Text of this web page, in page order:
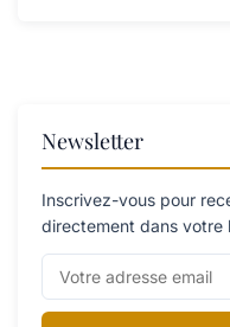
Newsletter
Inscrivez-vous pour
directement dans votre